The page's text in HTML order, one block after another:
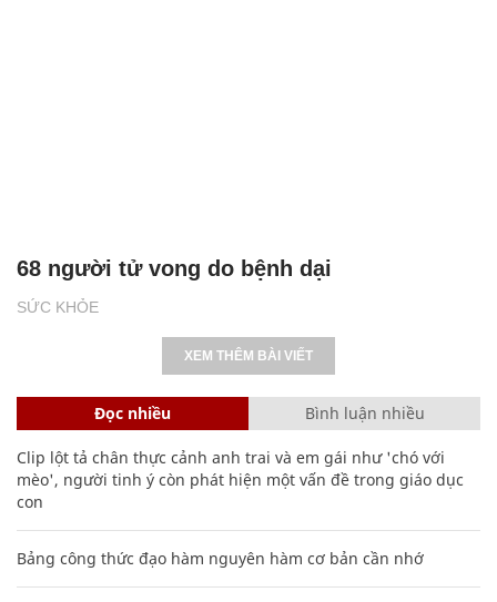
SỨC KHỎE
68 người tử vong do bệnh dại
XEM THÊM BÀI VIẾT
Đọc nhiều Bình luận nhiều
Clip lột tả chân thực cảnh anh trai và em gái như 'chó với
mèo', người tinh ý còn phát hiện một vấn đề trong giáo dục
con
Bảng công thức đạo hàm nguyên hàm cơ bản cần nhớ